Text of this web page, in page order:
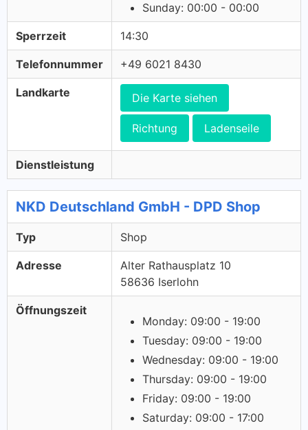
Sunday: 00:00 - 00:00
Sperrzeit 14:30
Telefonnummer +49 6021 8430
Landkarte Die Karte siehen
Richtung Ladenseile
Dienstleistung
NKD Deutschland GmbH - DPD Shop
Typ Shop
Adresse
Alter Rathausplatz 10
58636 Iserlohn
Öffnungszeit
Monday: 09:00 - 19:00
Tuesday: 09:00 - 19:00
Wednesday: 09:00 - 19:00
Thursday: 09:00 - 19:00
Friday: 09:00 - 19:00
Saturday: 09:00 - 17:00